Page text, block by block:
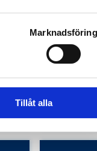
Marknadsföring
Tillåt alla
Vad
med
kommun,
tiden för